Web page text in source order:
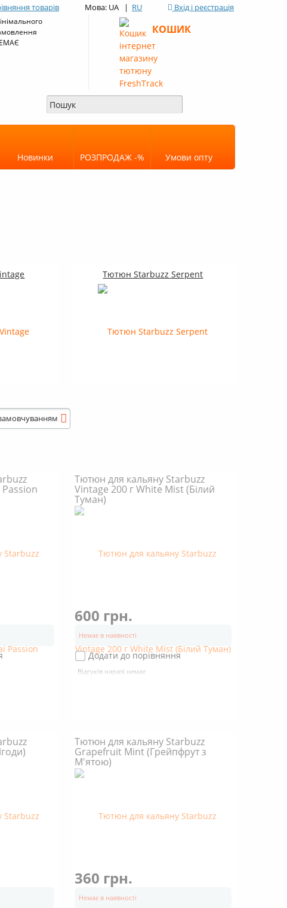
товарів Мова: UA | RU Вхід і реєстрація
КОШИК
Новинки РОЗПРОДАЖ -% Умови опту
Тютюн Starbuzz Serpent
Тютюн для кальяну Starbuzz
Vintage 200 г White Mist (Білий
Туман)
600 грн.
Немає в наявності
Додати до порівняння
Відгуків наразі немає
Тютюн для кальяну Starbuzz
Grapefruit Mint (Грейпфрут з
М'ятою)
360 грн.
Немає в наявності